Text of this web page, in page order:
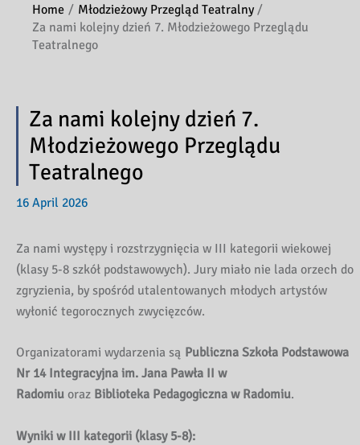
Home
Młodzieżowy Przegląd Teatralny
Za nami kolejny dzień 7. Młodzieżowego Przeglądu
Teatralnego
Za nami kolejny dzień 7.
Młodzieżowego Przeglądu
Teatralnego
16 April 2026
Za nami występy i rozstrzygnięcia w III kategorii wiekowej
(klasy 5-8 szkół podstawowych). Jury miało nie lada orzech do
zgryzienia, by spośród utalentowanych młodych artystów
wyłonić tegorocznych zwycięzców.
Organizatorami wydarzenia są Publiczna Szkoła Podstawowa
Nr 14 Integracyjna im. Jana Pawła II w
Radomiu oraz Biblioteka Pedagogiczna w Radomiu.
Wyniki w III kategorii (klasy 5-8):